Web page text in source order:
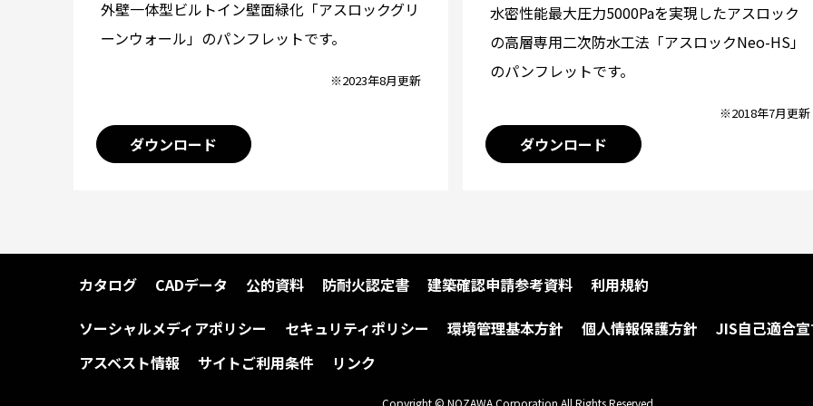
外壁一体型ビルトイン壁面緑化「アスロックグリ
ーンウォール」のパンフレットです。
※2023年8月更新
ダウンロード
水密性能最大圧力5000Paを実現したアスロック
の高層専用二次防水工法「アスロックNeo-HS」
のパンフレットです。
※2018年7月更新
ダウンロード
カタログ CADデータ 公的資料 防耐火認定書 建築確認申請参考資料
利用規約
ソーシャルメディアポリシー
セキュリティポリシー 環境管理基本方針 個人情報保護方針
JIS自己適合
アスベスト情報
サイトご利用条件 リンク
Copyright © NOZAWA Corporation All Rights Reserved.